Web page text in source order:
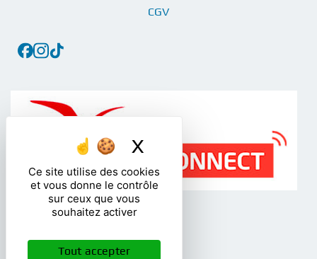
Ce site utilise des cookies
et vous donne le contrôle
sur ceux que vous
souhaitez activer
Tout accepter
XMasquer le
CGV